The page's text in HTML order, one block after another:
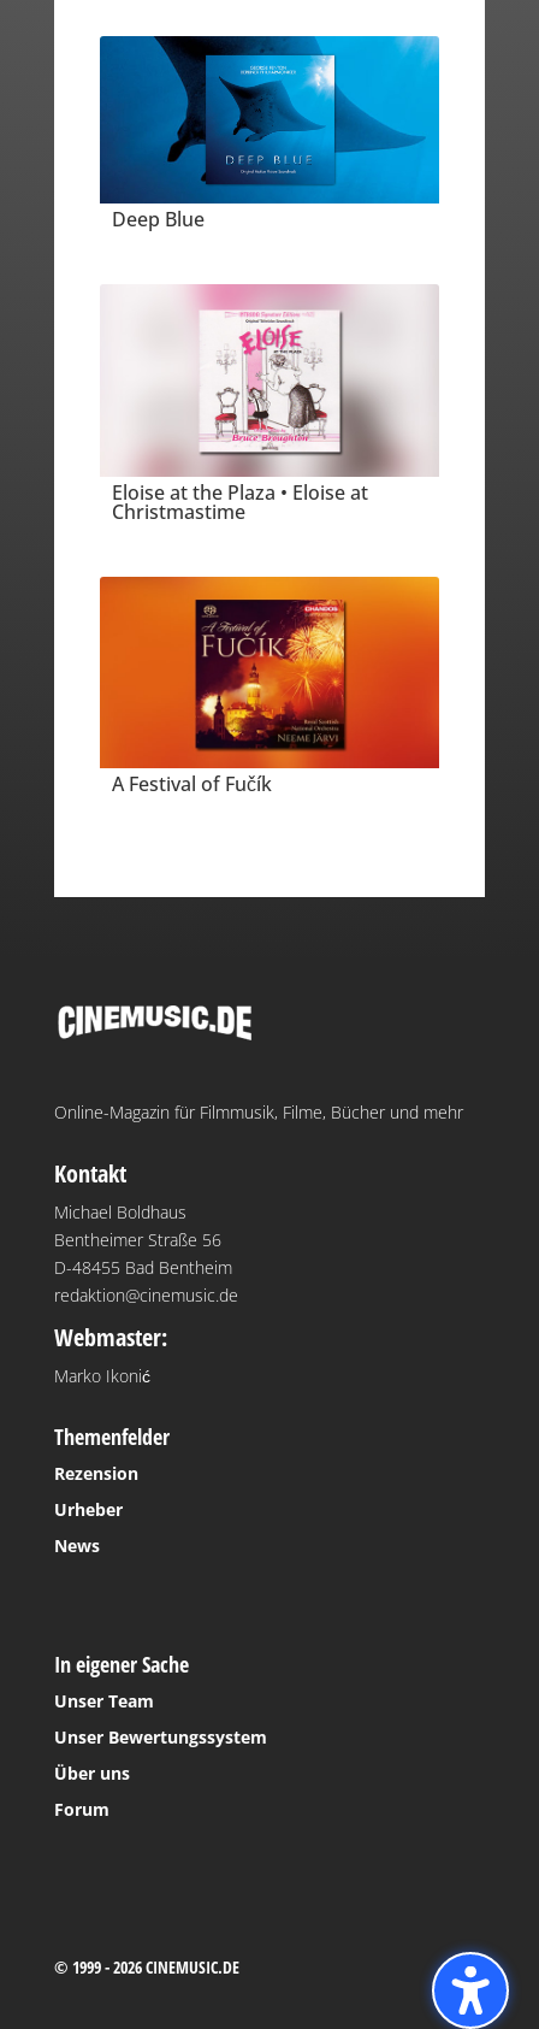
Deep Blue
Eloise at the Plaza • Eloise at
Christmastime
A Festival of Fučík
Online-Magazin für Filmmusik, Filme, Bücher und mehr
Kontakt
Michael Boldhaus
Bentheimer Straße 56
D-48455 Bad Bentheim
redaktion@cinemusic.de
Webmaster:
Marko Ikonić
Themenfelder
Rezension
Urheber
News
In eigener Sache
Unser Team
Unser Bewertungssystem
Über uns
Forum
© 1999 - 2026 CINEMUSIC.DE